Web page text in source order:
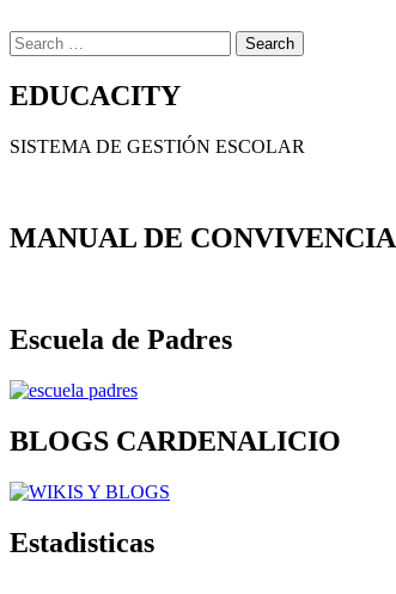
Search
for:
EDUCACITY
SISTEMA DE GESTIÓN ESCOLAR
MANUAL DE CONVIVENCIA
Escuela de Padres
BLOGS CARDENALICIO
Estadisticas